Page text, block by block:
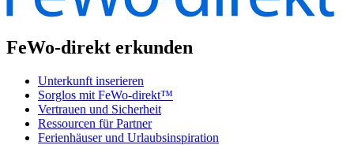
FeWo-direkt erkunden
Unterkunft inserieren
Sorglos mit FeWo-direkt™
Vertrauen und Sicherheit
Ressourcen für Partner
Ferienhäuser und Urlaubsinspiration